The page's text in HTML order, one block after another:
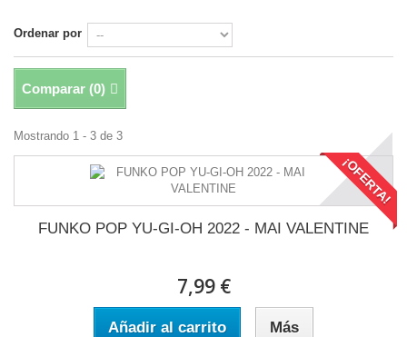
Ordenar por
Comparar (0)
Mostrando 1 - 3 de 3
¡OFERTA!
FUNKO POP YU-GI-OH 2022 - MAI VALENTINE
7,99 €
Añadir al carrito Más